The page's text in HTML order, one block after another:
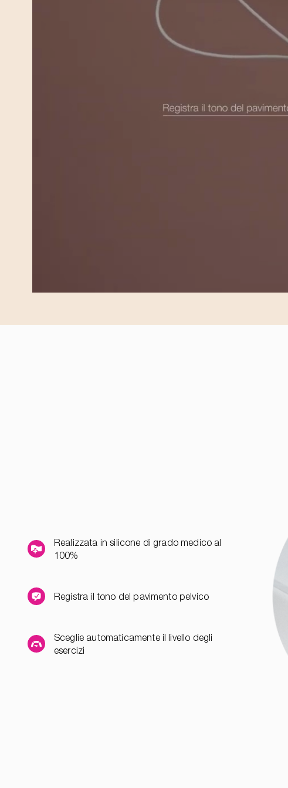
Realizzata in silicone di grado medico al
100%
Registra il tono del pavimento pelvico
Sceglie automaticamente il livello degli
esercizi